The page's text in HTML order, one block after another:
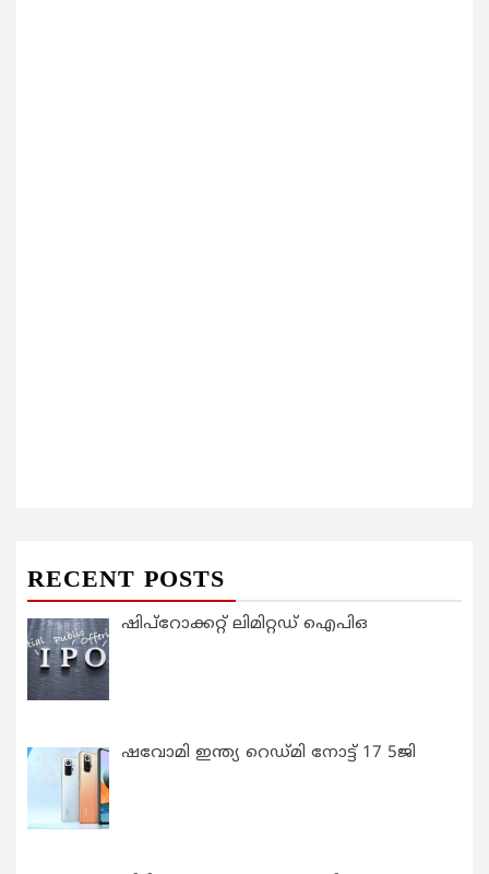
RECENT POSTS
ഷിപ്റോക്കറ്റ് ലിമിറ്റഡ് ഐപിഒ
ഷവോമി ഇന്ത്യ റെഡ്മി നോട്ട് 17 5ജി